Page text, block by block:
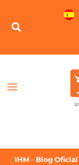
IHM - Blog Oficial